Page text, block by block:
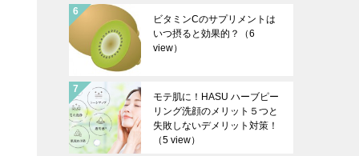
ビタミンCのサプリメントは
いつ摂ると効果的？
（6
view）
モテ肌に！HASU ハーブピー
リング洗顔のメリット５つと
失敗しないデメリット対策！
（5 view）